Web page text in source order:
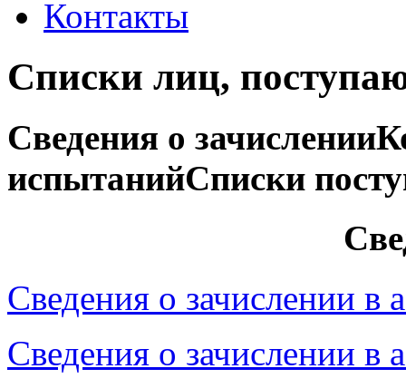
Контакты
Списки лиц,
Сведения о зачислении
испытанийCписки
Сведения о зачислении в
Сведения о зачислении в